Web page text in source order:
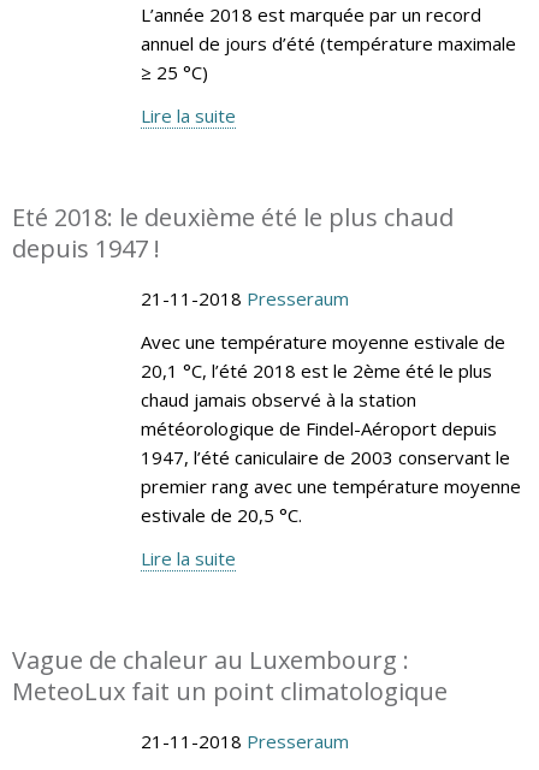
L’année 2018 est marquée par un record
annuel de jours d’été (température maximale
≥ 25 °C)
Lire la suite
Eté 2018: le deuxième été le plus chaud
depuis 1947 !
21-11-2018 Presseraum
Avec une température moyenne estivale de
20,1 °C, l’été 2018 est le 2ème été le plus
chaud jamais observé à la station
météorologique de Findel-Aéroport depuis
1947, l’été caniculaire de 2003 conservant le
premier rang avec une température moyenne
estivale de 20,5 °C.
Lire la suite
Vague de chaleur au Luxembourg :
MeteoLux fait un point climatologique
21-11-2018 Presseraum